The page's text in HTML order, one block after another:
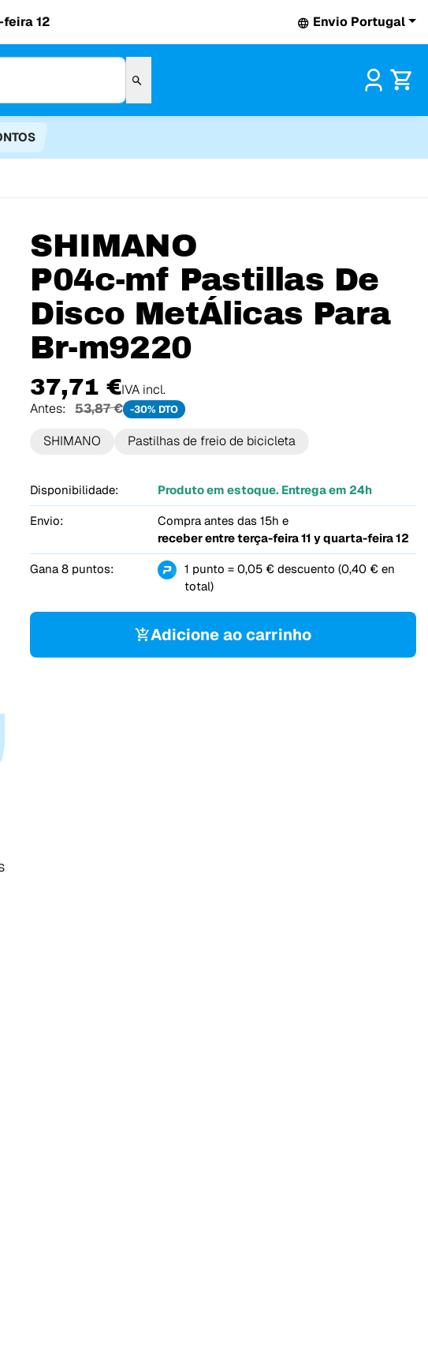
12 Envio Portugal
SHIMANO
P04c-mf Pastillas De
Disco MetÁlicas Para
Br-m9220
37,71 €IVA incl.
Antes:
53,87 € -30% DTO
SHIMANO Pastilhas de freio de bicicleta
Disponibilidade: Produto em estoque. Entrega em 24h
Envio:
Compra antes das 15h e
receber entreterça-feira 11 y quarta-feira 12
Gana 8 puntos:
1 punto = 0,05 € descuento (0,40 € en
total)
Adicione ao carrinho